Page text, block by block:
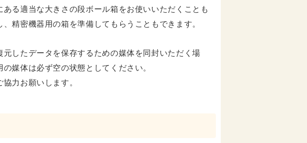
る適当な大きさの段ボール箱をお使いいただくことも
精密機器用の箱を準備してもらうこともできます。
したデータを保存するための媒体を同封いただく場
媒体は必ず空の状態としてください。
力お願いします。